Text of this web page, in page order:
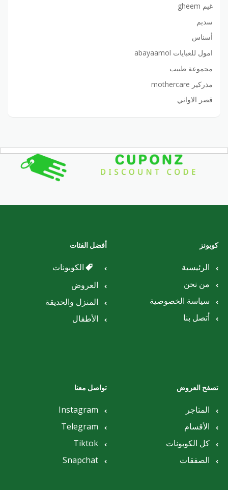
غيم gheem
سديم
أسناس
امول للعبايات abayaamol
مجموعة طبيب
مذركير mothercare
قصر الاواني
كوبونز
الرئيسية
من نحن
سياسة الخصوصية
أتصل بنا
أفضل الفئات
الكوبونات
العروض
المنزل والحديقة
الأطفال
تصفح العروض
المتاجر
الأقسام
كل الكوبونات
الصفقات
تواصل معنا
Instagram
Telegram
Tiktok
Snapchat